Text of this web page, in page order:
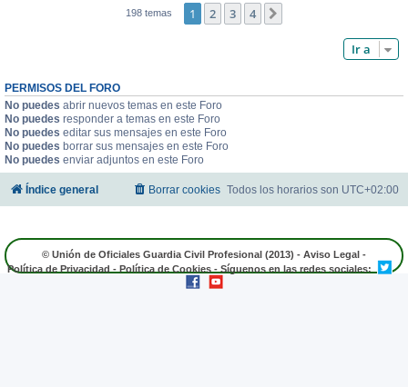
198 temas 1 2 3 4
Ir a
PERMISOS DEL FORO
No puedes abrir nuevos temas en este Foro
No puedes responder a temas en este Foro
No puedes editar sus mensajes en este Foro
No puedes borrar sus mensajes en este Foro
No puedes enviar adjuntos en este Foro
Índice general Todos los horarios son UTC+02:00
Borrar cookies
© Unión de Oficiales Guardia Civil Profesional (2013) - Aviso Legal -
Política de Privacidad-Política de Cookies- Síguenos en las redes sociales: